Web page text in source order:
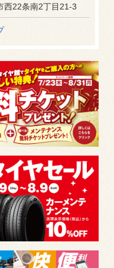
西22条南2丁目21-3